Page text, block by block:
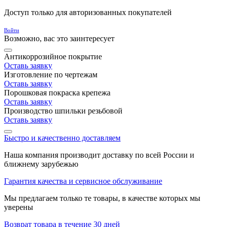
Доступ только для авторизованных покупателей
Войти
Возможно, вас это заинтересует
Антикоррозийное покрытие
Оставь заявку
Изготовление по чертежам
Оставь заявку
Порошковая покраска крепежа
Оставь заявку
Производство шпильки резьбовой
Оставь заявку
Быстро и качественно доставляем
Наша компания производит доставку по всей России и
ближнему зарубежью
Гарантия качества и сервисное обслуживание
Мы предлагаем только те товары, в качестве которых мы
уверены
Возврат товара в течение 30 дней